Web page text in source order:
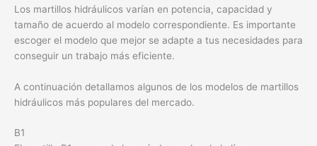
Los martillos hidráulicos varían en potencia, capacidad y
tamaño de acuerdo al modelo correspondiente. Es importante
escoger el modelo que mejor se adapte a tus necesidades para
conseguir un trabajo más eficiente.
A continuación detallamos algunos de los modelos de martillos
hidráulicos más populares del mercado.
B1